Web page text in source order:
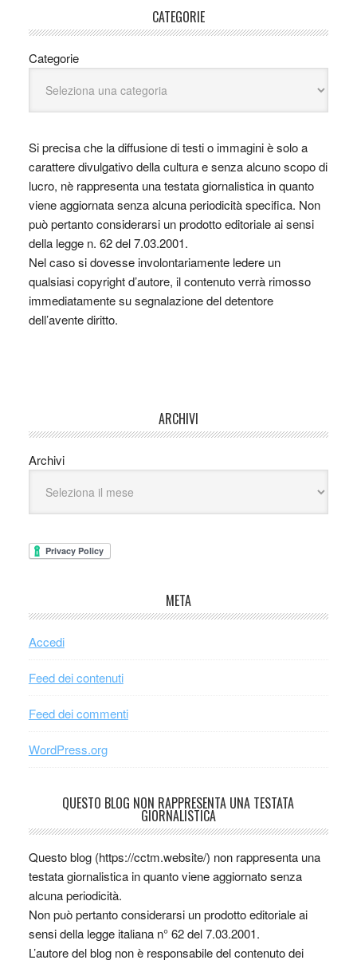
CATEGORIE
Categorie
Si precisa che la diffusione di testi o immagini è solo a
carattere divulgativo della cultura e senza alcuno scopo di
lucro, nè rappresenta una testata giornalistica in quanto
viene aggiornata senza alcuna periodicità specifica. Non
può pertanto considerarsi un prodotto editoriale ai sensi
della legge n. 62 del 7.03.2001.
Nel caso si dovesse involontariamente ledere un
qualsiasi copyright d’autore, il contenuto verrà rimosso
immediatamente su segnalazione del detentore
dell’avente diritto.
ARCHIVI
Archivi
META
Accedi
Feed dei contenuti
Feed dei commenti
WordPress.org
QUESTO BLOG NON RAPPRESENTA UNA TESTATA
GIORNALISTICA
Questo blog (https://cctm.website/) non rappresenta una
testata giornalistica in quanto viene aggiornato senza
alcuna periodicità.
Non può pertanto considerarsi un prodotto editoriale ai
sensi della legge italiana n° 62 del 7.03.2001.
L’autore del blog non è responsabile del contenuto dei